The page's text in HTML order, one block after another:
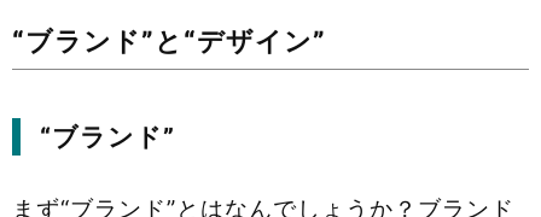
“ブランド”と“デザイン”
“ブランド”
まず“ブランド”とはなんでしょうか？ブランド